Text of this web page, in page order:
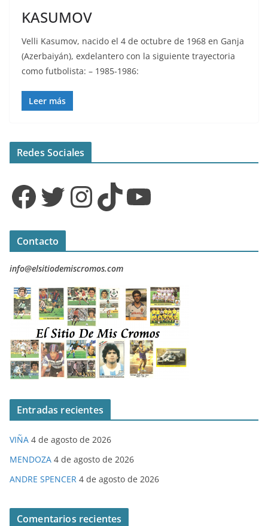
KASUMOV
Velli Kasumov, nacido el 4 de octubre de 1968 en Ganja
(Azerbaiyán), exdelantero con la siguiente trayectoria
como futbolista: – 1985-1986:
Leer más
Redes Sociales
Facebook Twitter InstagramTikTok YouTube
Contacto
info@elsitiodemiscromos.com
Entradas recientes
VIÑA 4 de agosto de 2026
MENDOZA 4 de agosto de 2026
ANDRE SPENCER 4 de agosto de 2026
Comentarios recientes